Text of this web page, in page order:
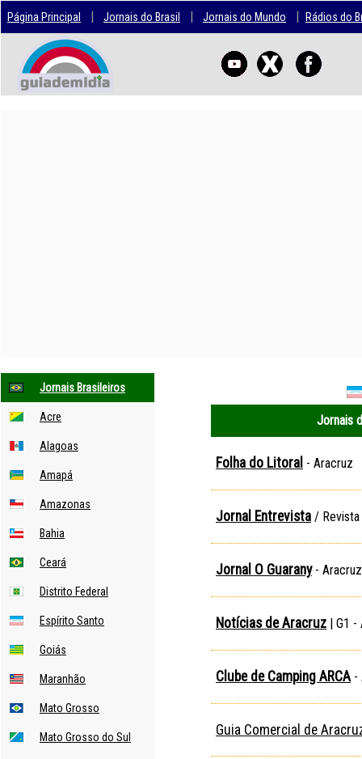
Página Principal | Jornais do Brasil | Jornais do Mundo | Rádios do
Jornais Brasileiros
Acre
Alagoas
Amapá
Amazonas
Bahia
Ceará
Distrito Federal
Espírito Santo
Goiás
Maranhão
Mato Grosso
Mato Grosso do Sul
Jornais
Folha do Litoral - Aracruz
Jornal Entrevista /
Jornal O Guarany- Aracruz
Notícias de Aracruz | G1 -
Clube de Camping ARCA-
Guia Comercial de